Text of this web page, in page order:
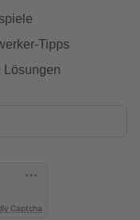
Tipps
Lösungen
Captcha